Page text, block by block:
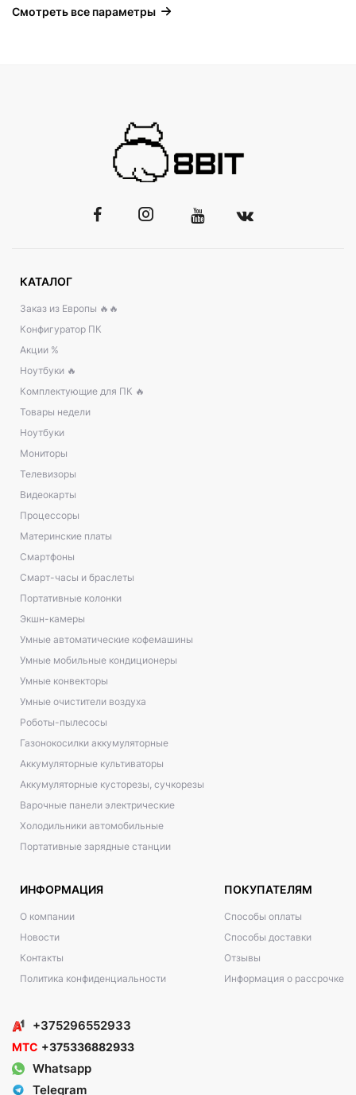
Смотреть все параметры
КАТАЛОГ
Заказ из Европы 🔥🔥
Конфигуратор ПК
Акции %
Ноутбуки 🔥
Комплектующие для ПК 🔥
Товары недели
Ноутбуки
Мониторы
Телевизоры
Видеокарты
Процессоры
Материнские платы
Смартфоны
Смарт-часы и браслеты
Портативные колонки
Экшн-камеры
Умные автоматические кофемашины
Умные мобильные кондиционеры
Умные конвекторы
Умные очистители воздуха
Роботы-пылесосы
Газонокосилки аккумуляторные
Аккумуляторные культиваторы
Аккумуляторные кусторезы, сучкорезы
Варочные панели электрические
Холодильники автомобильные
Портативные зарядные станции
ИНФОРМАЦИЯ
О компании
Новости
Контакты
Политика конфиденциальности
ПОКУПАТЕЛЯМ
Способы оплаты
Способы доставки
Отзывы
Информация о рассрочке
+375296552933
МТС +375336882933
Whatsapp
Telegram